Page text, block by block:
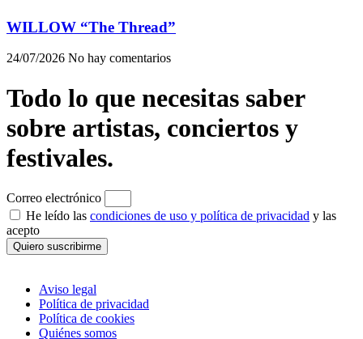
WILLOW “The Thread”
24/07/2026 No hay comentarios
Todo lo que necesitas saber
sobre artistas, conciertos y
festivales.
Correo electrónico
He leído las condiciones de uso y política de privacidad y las
acepto
Quiero suscribirme
Aviso legal
Política de privacidad
Política de cookies
Quiénes somos